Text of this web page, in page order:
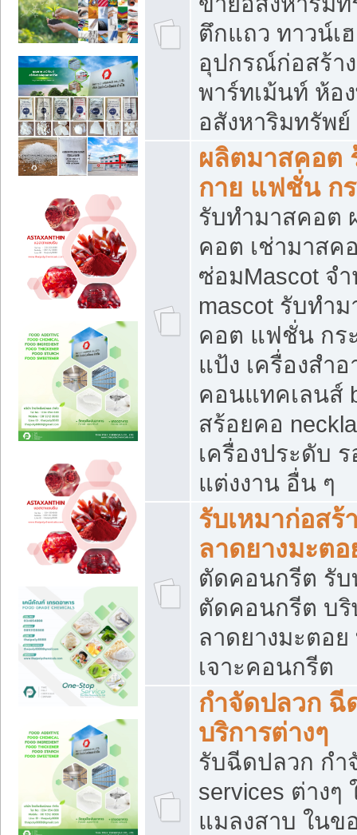
ตึกแถว ทาวน์เ
อุปกรณ์ก่อสร้า
พาร์ทเม้นท์ ห้อ
อสังหาริมทรัพ
ผลิตมาสคอต
กาย แฟชั่น กร
รับทำมาสคอต
คอต เช่ามาสค
ซ่อมMascot จ
mascot รับทำ
คอต แฟชั่น กระ
แป้ง เครื่องสำ
คอนแทคเลนส์
สร้อยคอ
เครื่องประดับ ร
แต่งงาน อื่น ๆ
รับเหมาก่อส
ลาดยางมะต
ตัดคอนกรีต รับ
ตัดคอนกรีต บริ
ลาดยางมะตอ
เจาะคอนกรีต
กำจัดปลวก ฉี
บริการต่างๆ
รับฉีดปลวก กำ
services ต่าง
แมลงสาบ ใน